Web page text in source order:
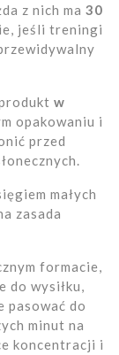
z nich ma 30
jeśli treningi
w
opakowaniu i
przed
małych
zasada
formacie,
wysiłku,
pasować do
minut na
koncentracji i